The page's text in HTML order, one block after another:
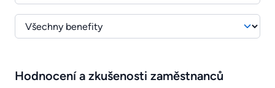
Hodnocení a zkušenosti zaměstnanců